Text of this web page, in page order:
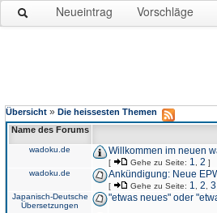
Neueintrag Vorschläge
Übersicht » Die heissesten Themen
Name des Forums
wadoku.de Willkommen im neuen
[ Gehe zu Seite: 1 2 ]
wadoku.de
Ankündigung: Neue
[ Gehe zu Seite: 1 2 3
Japanisch-Deutsche
Übersetzungen
"etwas neues" oder